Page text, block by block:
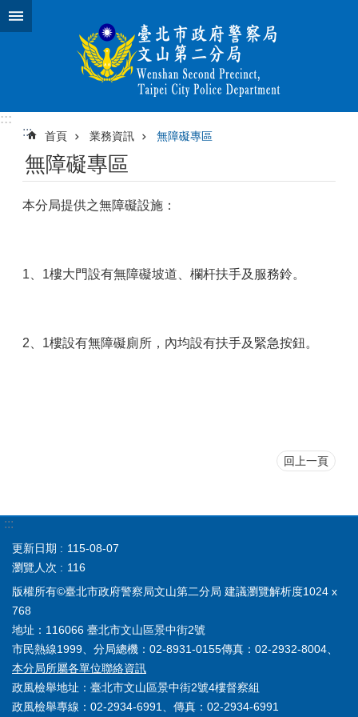
跳到主要內容區塊
:::
:::
首頁 業務資訊 無障礙專區
無障礙專區
本分局提供之無障礙設施：
1、1樓大門設有無障礙坡道、欄杆扶手及服務鈴。
2、1樓設有無障礙廁所，內均設有扶手及緊急按鈕。
回上一頁
:::
更新日期
115-08-07
瀏覽人次
116
版權所有©臺北市政府警察局文山第二分局 建議瀏覽解析度1024 x
768
地址：116066 臺北市文山區景中街2號
市民熱線1999、分局總機：02-8931-0155傳真：02-2932-8004、
本分局所屬各單位聯絡資訊
政風檢舉地址：臺北市文山區景中街2號4樓督察組
政風檢舉專線：02-2934-6991、傳真：02-2934-6991